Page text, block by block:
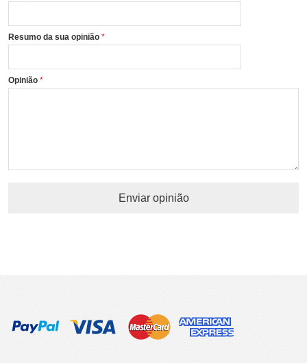
Resumo da sua opinião
Opinião
Enviar opinião